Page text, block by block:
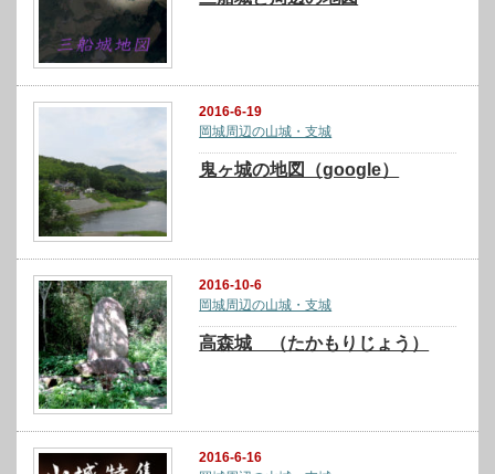
2016-6-19
岡城周辺の山城・支城
鬼ヶ城の地図（google）
2016-10-6
岡城周辺の山城・支城
高森城 （たかもりじょう）
2016-6-16